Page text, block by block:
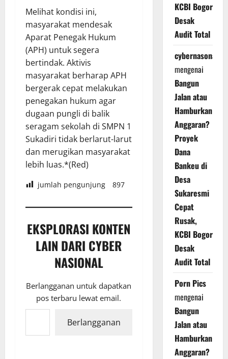
Melihat kondisi ini,
masyarakat mendesak
Aparat Penegak Hukum
(APH) untuk segera
bertindak. Aktivis
masyarakat berharap APH
bergerak cepat melakukan
penegakan hukum agar
dugaan pungli di balik
seragam sekolah di SMPN 1
Sukadiri tidak berlarut-larut
dan merugikan masyarakat
lebih luas.*(Red)
jumlah pengunjung 897
EKSPLORASI KONTEN
LAIN DARI CYBER
NASIONAL
Berlangganan untuk dapatkan
pos terbaru lewat email.
Ketikkan email Anda...
Berlangganan
KCBI Bogor
Desak
Audit Total
cybernasonal
mengenai
Bangun
Jalan atau
Hamburkan
Anggaran?
Proyek
Dana
Bankeu di
Desa
Sukaresmi
Cepat
Rusak,
KCBI Bogor
Desak
Audit Total
Porn Pics
mengenai
Bangun
Jalan atau
Hamburkan
Anggaran?